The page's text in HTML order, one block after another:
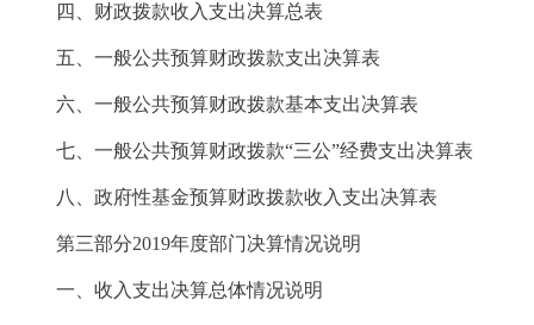
四、财政拨款收入支出决算总表
五、一般公共预算财政拨款支出决算表
六、一般公共预算财政拨款基本支出决算表
七、一般公共预算财政拨款“三公”经费支出决算表
八、政府性基金预算财政拨款收入支出决算表
第三部分2019年度部门决算情况说明
一、收入支出决算总体情况说明